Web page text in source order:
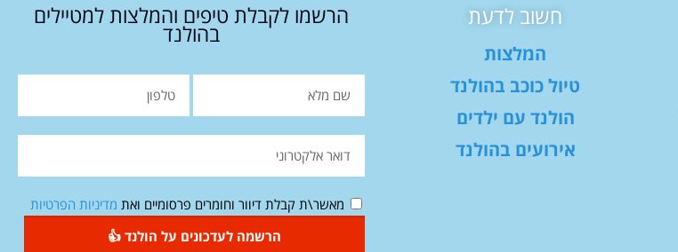
חשוב לדעת
המלצות
טיול כוכב בהולנד
הולנד עם ילדים
אירועים בהולנד
הרשמו לקבלת טיפים והמלצות למטיילים
בהולנד
מאשר\ת קבלת דיוור וחומרים פרסומיים ואת מדיניות הפרטיות
הרשמה לעדכונים על הולנד 👍